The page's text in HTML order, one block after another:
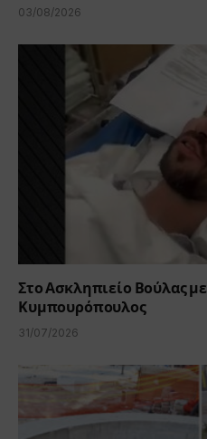
03/08/2026
Στο Ασκληπιείο Βούλας
Κυμπουρόπουλος
31/07/2026